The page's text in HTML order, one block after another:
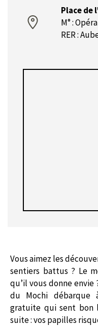
Place de
M° : Opéra
RER :
Vous aimez les
sentiers battus ? Le
qu’il vous donne envie
du Mochi débarque
gratuite qui sent bon
suite : vos papilles